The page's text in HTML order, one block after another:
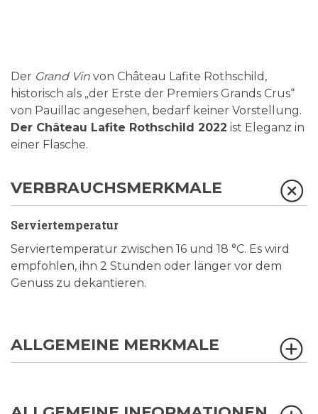
Der Grand Vin von Château Lafite Rothschild,
historisch als „der Erste der Premiers Grands Crus“
von Pauillac angesehen, bedarf keiner Vorstellung.
Der Château Lafite Rothschild 2022 ist Eleganz in
einer Flasche.
VERBRAUCHSMERKMALE
Serviertemperatur
Serviertemperatur zwischen 16 und 18 °C. Es wird
empfohlen, ihn 2 Stunden oder länger vor dem
Genuss zu dekantieren.
ALLGEMEINE MERKMALE